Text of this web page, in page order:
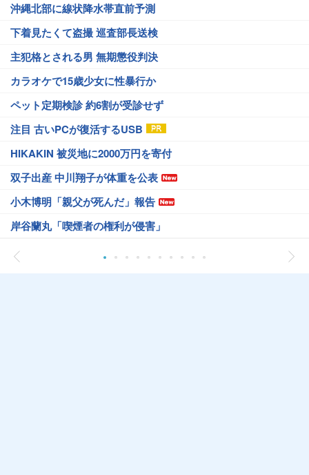
沖縄北部に線状降水帯直前予測
下着見たくて盗撮 巡査部長送検
主犯格とされる男 無期懲役判決
カラオケで15歳少女に性暴行か
ペット定期検診 約6割が受診せず
注目 古いPCが復活するUSB
HIKAKIN 被災地に2000万円を寄付
双子出産 中川翔子が体重を公表
小木博明「親父が死んだ」報告
岸谷蘭丸「喫煙者の権利が侵害」